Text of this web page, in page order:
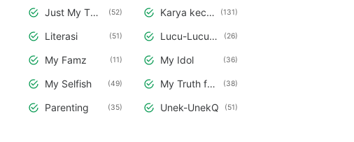
Just My Thought and Opinion 52 Karya kecilku 131
Literasi 51 Lucu-Lucuan aja 26
My Famz 11 My Idol 36
My Selfish 49 My Truth from My Deepest Hearth 38
Parenting 35 Unek-UnekQ 51